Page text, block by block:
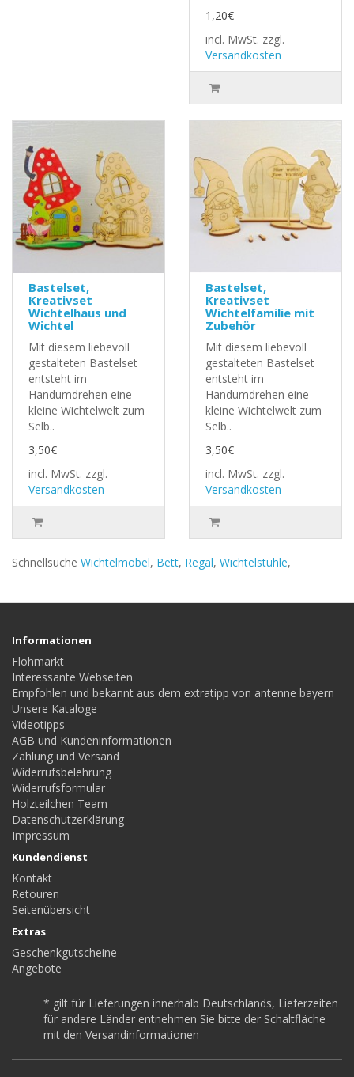
1,20€
incl. MwSt. zzgl.
Versandkosten
Bastelset,
Kreativset
Wichtelhaus und
Wichtel
Mit diesem liebevoll
gestalteten Bastelset
entsteht im
Handumdrehen eine
kleine Wichtelwelt zum
Selb..
3,50€
incl. MwSt. zzgl.
Versandkosten
Bastelset,
Kreativset
Wichtelfamilie mit
Zubehör
Mit diesem liebevoll
gestalteten Bastelset
entsteht im
Handumdrehen eine
kleine Wichtelwelt zum
Selb..
3,50€
incl. MwSt. zzgl.
Versandkosten
Schnellsuche Wichtelmöbel, Bett, Regal, Wichtelstühle,
Informationen
Flohmarkt
Interessante Webseiten
Empfohlen und bekannt aus dem extratipp von antenne bayern
Unsere Kataloge
Videotipps
AGB und Kundeninformationen
Zahlung und Versand
Widerrufsbelehrung
Widerrufsformular
Holzteilchen Team
Datenschutzerklärung
Impressum
Kundendienst
Kontakt
Retouren
Seitenübersicht
Extras
Geschenkgutscheine
Angebote
* gilt für Lieferungen innerhalb Deutschlands, Lieferzeiten
für andere Länder entnehmen Sie bitte der Schaltfläche
mit den Versandinformationen